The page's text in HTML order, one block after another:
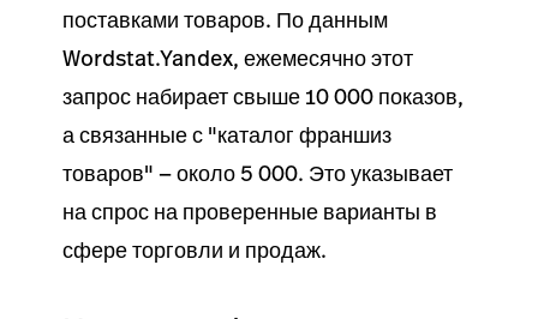
поставками товаров. По данным
Wordstat.Yandex, ежемесячно этот
запрос набирает свыше 10 000 показов,
а связанные с "каталог франшиз
товаров" — около 5 000. Это указывает
на спрос на проверенные варианты в
сфере торговли и продаж.